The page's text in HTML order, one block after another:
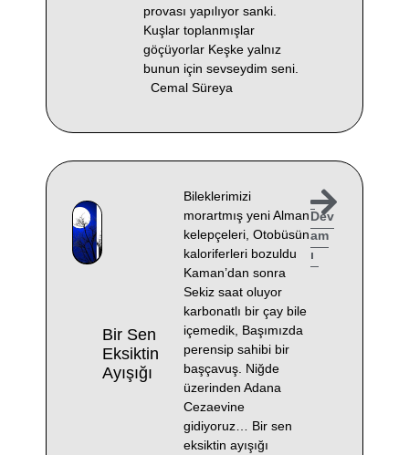
provası yapılıyor sanki.
Kuşlar toplanmışlar
göçüyorlar Keşke yalnız
bunun için sevseydim seni.
Cemal Süreya
Bir Sen
Eksiktin
Ayışığı
Bileklerimizi
morartmış yeni Alman
kelepçeleri, Otobüsün
kaloriferleri bozuldu
Kaman’dan sonra
Sekiz saat oluyor
karbonatlı bir çay bile
içemedik, Başımızda
perensip sahibi bir
başçavuş. Niğde
üzerinden Adana
Cezaevine
gidiyoruz… Bir sen
eksiktin ayışığı
Dev
am
ı